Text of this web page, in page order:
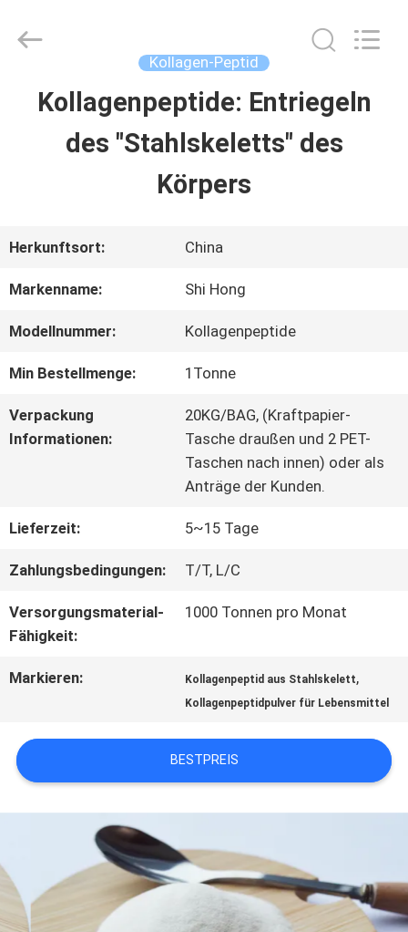
HAUS
VIDEOS
FABRIK-
QUALITÄTSKONTROLLE
SIE
MIT
IN
FORDERN
SIE EIN
Shihong
Kollagen-Peptid
Kollagenpeptide: Entriegeln
des "Stahlskeletts" des
Körpers
Herkunftsort: China
Markenname: Shi Hong
Modellnummer: Kollagenpeptide
Min Bestellmenge: 1Tonne
Verpackung
Informationen:
20KG/BAG, (Kraftpapier-
Tasche draußen und 2 PET-
Taschen nach innen) oder als
Anträge der Kunden.
Lieferzeit: 5~15 Tage
Zahlungsbedingungen: T/T, L/C
Versorgungsmaterial-
Fähigkeit:
1000 Tonnen pro Monat
Markieren: Kollagenpeptid aus Stahlskelett,
Kollagenpeptidpulver für Lebensmittel
BESTPREIS